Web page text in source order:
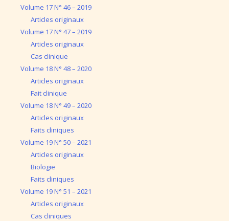
Volume 17 N° 46 – 2019
Articles originaux
Volume 17 N° 47 – 2019
Articles originaux
Cas clinique
Volume 18 N° 48 – 2020
Articles originaux
Fait clinique
Volume 18 N° 49 – 2020
Articles originaux
Faits cliniques
Volume 19 N° 50 – 2021
Articles originaux
Biologie
Faits cliniques
Volume 19 N° 51 – 2021
Articles originaux
Cas cliniques